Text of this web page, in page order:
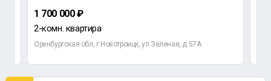
1 700 000 ₽
2-комн. квартира
Оренбургская обл, г Новотроицк, ул Зеленая, д 57А